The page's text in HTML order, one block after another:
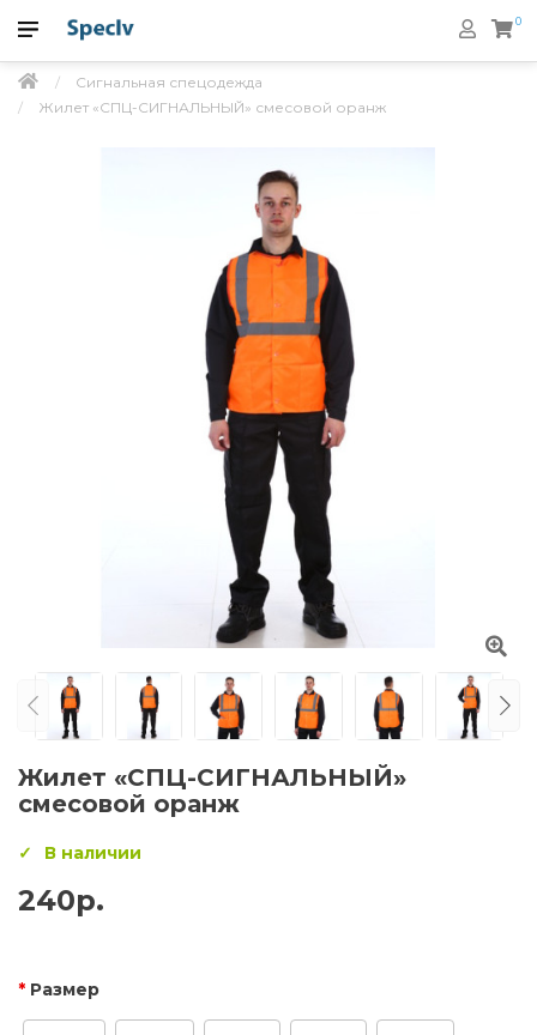
0
Сигнальная спецодежда
Жилет «СПЦ-СИГНАЛЬНЫЙ» смесовой оранж
Жилет «СПЦ-СИГНАЛЬНЫЙ»
смесовой оранж
В наличии
240р.
Размер